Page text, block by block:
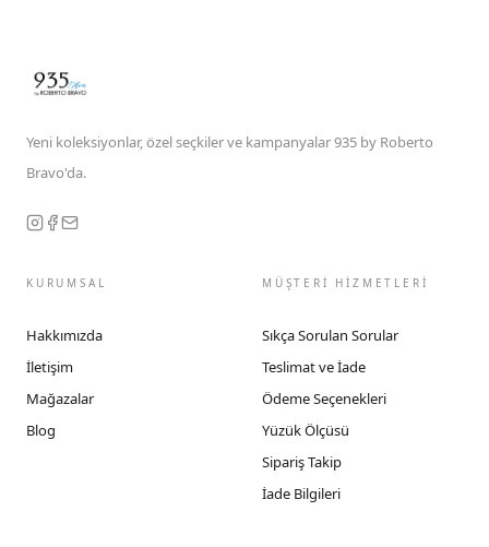
Yeni koleksiyonlar, özel seçkiler ve kampanyalar 935 by Roberto
Bravo'da.
KURUMSAL
Hakkımızda
İletişim
Mağazalar
Blog
MÜŞTERİ HİZMETLERİ
Sıkça Sorulan Sorular
Teslimat ve İade
Ödeme Seçenekleri
Yüzük Ölçüsü
Sipariş Takip
İade Bilgileri